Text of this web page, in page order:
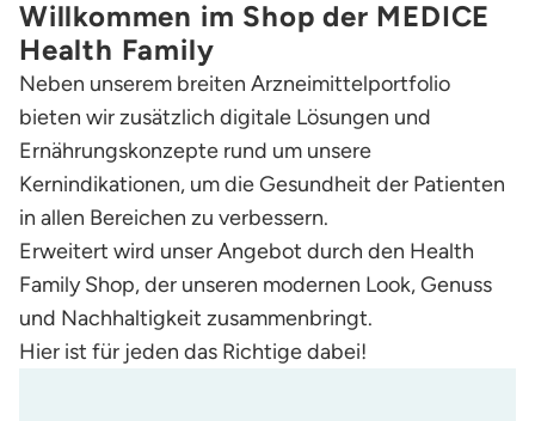
Willkommen im Shop der MEDICE
Health Family
Neben unserem breiten Arzneimittelportfolio
bieten wir zusätzlich digitale Lösungen und
Ernährungskonzepte rund um unsere
Kernindikationen, um die Gesundheit der Patienten
in allen Bereichen zu verbessern.
Erweitert wird unser Angebot durch den Health
Family Shop, der unseren modernen Look, Genuss
und Nachhaltigkeit zusammenbringt.
Hier ist für jeden das Richtige dabei!